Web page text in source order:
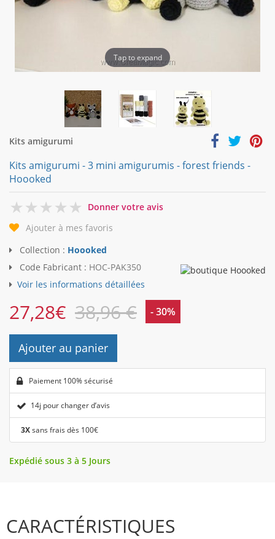
Tap to expand
Kits amigurumi
Kits amigurumi - 3 mini amigurumis - forest friends -
Hoooked
0
Donner votre avis
Ajouter à mes favoris
Collection : Hoooked
Code Fabricant : HOC-PAK350
Voir les informations détaillées
27,28€ 38,96 € - 30%
Ajouter au panier
Paiement 100% sécurisé
14j pour changer d’avis
3Xsans frais dès 100€
Expédié sous 3 à 5 Jours
CARACTÉRISTIQUES